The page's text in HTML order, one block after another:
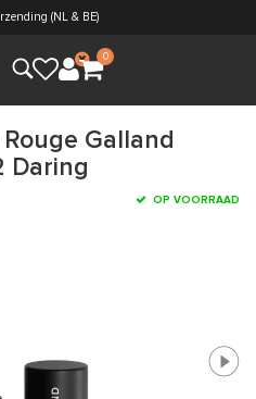
(NL & BE)
0
Galland
Daring
OP VOORRAAD